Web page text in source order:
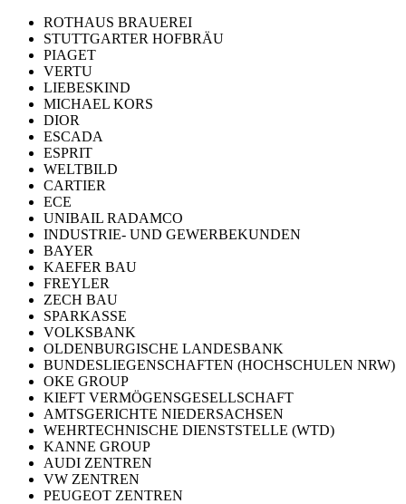
ROTHAUS BRAUEREI
STUTTGARTER HOFBRÄU
PIAGET
VERTU
LIEBESKIND
MICHAEL KORS
DIOR
ESCADA
ESPRIT
WELTBILD
CARTIER
ECE
UNIBAIL RADAMCO
INDUSTRIE- UND GEWERBEKUNDEN
BAYER
KAEFER BAU
FREYLER
ZECH BAU
SPARKASSE
VOLKSBANK
OLDENBURGISCHE LANDESBANK
BUNDESLIEGENSCHAFTEN (HOCHSCHULEN NRW)
OKE GROUP
KIEFT VERMÖGENSGESELLSCHAFT
AMTSGERICHTE NIEDERSACHSEN
WEHRTECHNISCHE DIENSTSTELLE (WTD)
KANNE GROUP
AUDI ZENTREN
VW ZENTREN
PEUGEOT ZENTREN